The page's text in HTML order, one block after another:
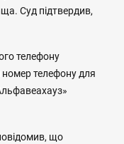
Суд підтвердив,
телефону
телефону для
що